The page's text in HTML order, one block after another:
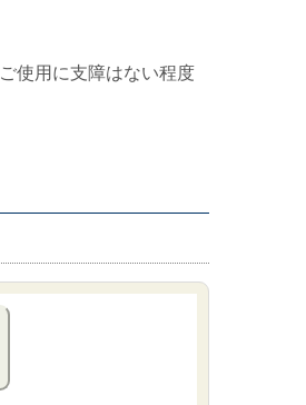
使用に支障はない程度